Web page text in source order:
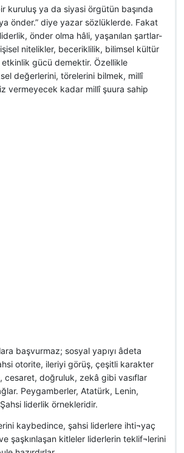
kuruluş ya da siyasi örgütün başında
önder.” diye yazar sözlüklerde. Fakat
önder olma hâli, yaşanılan şartlar-
nitelikler, beceriklilik, bilimsel kültür
gücü demektir. Özellikle
değerlerini, törelerini bilmek, millî
vermeyecek kadar millî şuura sahip
başvurmaz; sosyal yapıyı âdeta
otorite, ileriyi görüş, çeşitli karakter
cesaret, doğruluk, zekâ gibi vasıflar
Peygamberler, Atatürk, Lenin,
liderlik örnekleridir.
kaybedince, şahsi liderlere ihti¬yaç
şaşkınlaşan kitleler liderlerin teklif¬lerini